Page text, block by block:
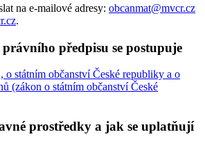
na e-mailové adresy: obcanmat@mvcr.cz
.
předpisu se postupuje
o státním občanství České republiky a o
(zákon o státním občanství České
prostředky a jak se uplatňují